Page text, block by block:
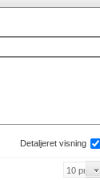
Detaljeret visning